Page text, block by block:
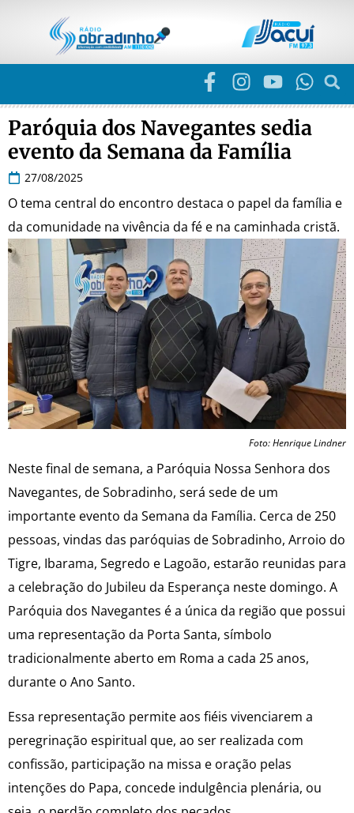
Paróquia dos Navegantes sedia
evento da Semana da Família
27/08/2025
O tema central do encontro destaca o papel da família e
da comunidade na vivência da fé e na caminhada cristã.
Foto: Henrique Lindner
Neste final de semana, a Paróquia Nossa Senhora dos
Navegantes, de Sobradinho, será sede de um
importante evento da Semana da Família. Cerca de 250
pessoas, vindas das paróquias de Sobradinho, Arroio do
Tigre, Ibarama, Segredo e Lagoão, estarão reunidas para
a celebração do Jubileu da Esperança neste domingo. A
Paróquia dos Navegantes é a única da região que possui
uma representação da Porta Santa, símbolo
tradicionalmente aberto em Roma a cada 25 anos,
durante o Ano Santo.
Essa representação permite aos fiéis vivenciarem a
peregrinação espiritual que, ao ser realizada com
confissão, participação na missa e oração pelas
intenções do Papa, concede indulgência plenária, ou